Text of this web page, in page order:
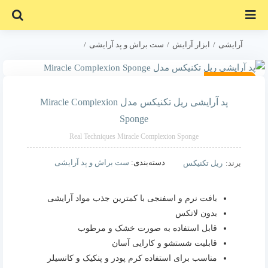
content
آرایشی ابزار آرایش ست براش و پد آرایشی
پد آرایشی ریل تکنیکس مدل Miracle Complexion Sponge
موجود نیست!
پد آرایشی ریل تکنیکس مدل Miracle Complexion
Sponge
Real Techniques Miracle Complexion Sponge
برند: ریل تکنیکس دسته‌بندی: ست براش و پد آرایشی
بافت نرم و اسفنجی با کمترین جذب مواد آرایشی
بدون لاتكس
قابل استفاده به صورت خشک و مرطوب
قابلیت شستشو و کارایی آسان
مناسب برای استفاده کرم پودر و پنکیک و کانسیلر